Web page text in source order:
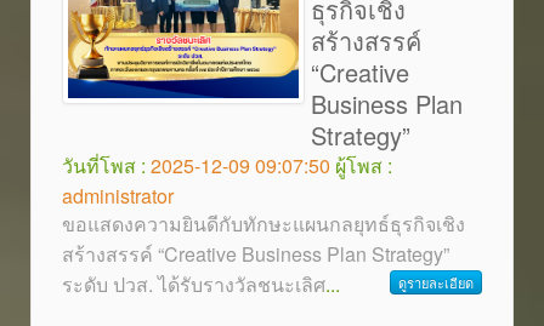
ธุรกิจเชิง
สร้างสรรค์
“Creative
Business Plan
Strategy”
วันที่โพส : 2025-12-09 09:07:50 ผู้โพส :
administrator
ขอแสดงความยินดีกับทักษะแผนกลยุทธ์ธุรกิจเชิง
สร้างสรรค์ “Creative Business Plan Strategy”
ระดับ ปวส. ได้รับรางวัลชนะเลิศ... ดูรายละเอียด